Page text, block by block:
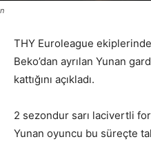
n
THY Euroleague
Beko’dan ayrılan Yunan
kattığını açıkladı.
2 sezondur sarı lacivertli
Yunan oyuncu bu süreçte